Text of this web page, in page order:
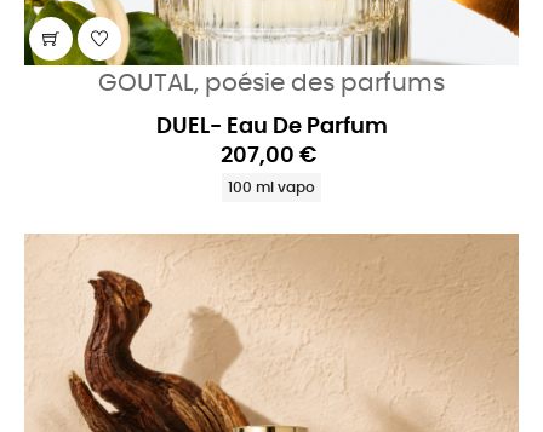
GOUTAL, poésie des parfums
DUEL- Eau De Parfum
207,00 €
100 ml vapo